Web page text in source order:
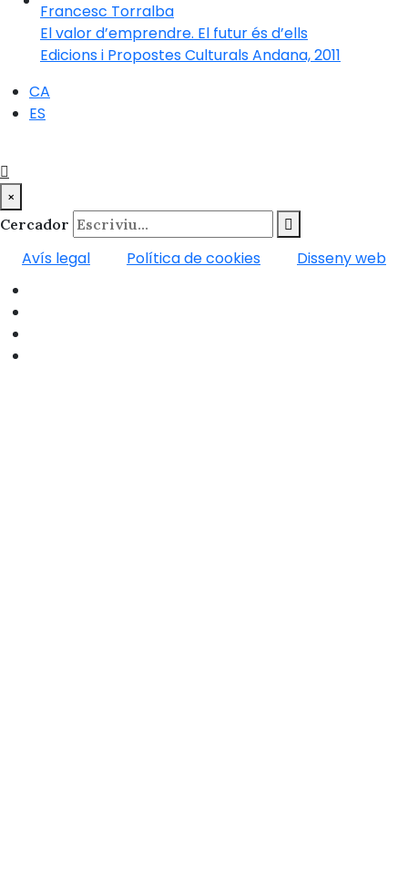
El valor d’emprendre. El futur és d’ells
Edicions i Propostes Culturals Andana, 2011
CA
ES
×
Cercador
Avís legal Política de cookies Disseny web